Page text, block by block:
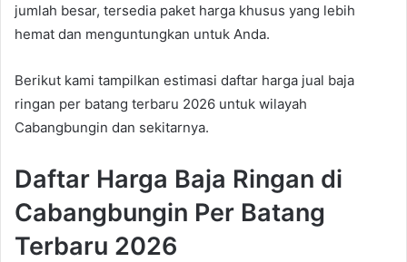
jumlah besar, tersedia paket harga khusus yang lebih
hemat dan menguntungkan untuk Anda.
Berikut kami tampilkan estimasi daftar harga jual baja
ringan per batang terbaru 2026 untuk wilayah
Cabangbungin dan sekitarnya.
Daftar Harga Baja Ringan di
Cabangbungin Per Batang
Terbaru 2026